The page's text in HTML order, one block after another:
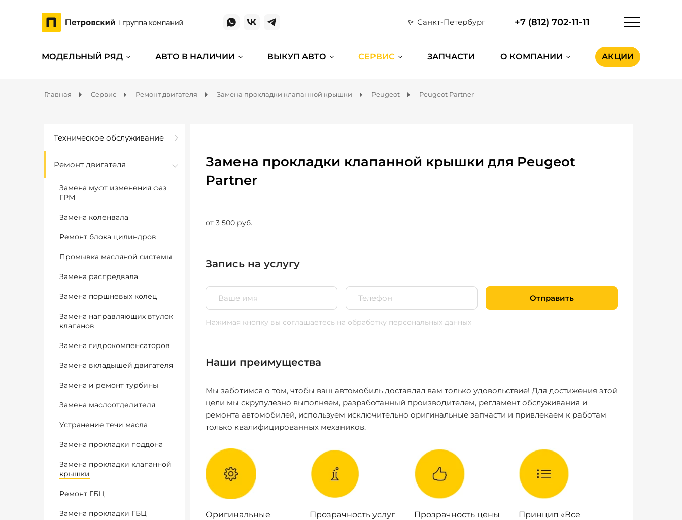
Санкт-Петербург +7 (812) 702-11-11
МОДЕЛЬНЫЙ РЯД АВТО В НАЛИЧИИ ВЫКУП АВТО СЕРВИС ЗАПЧАСТИ О КОМПАНИИ АКЦИИ
Главная Сервис Ремонт двигателя Замена прокладки клапанной крышки Peugeot Peugeot Partner
Техническое обслуживание
Ремонт двигателя
Замена муфт изменения фаз
ГРМ
Замена коленвала
Ремонт блока цилиндров
Промывка масляной системы
Замена распредвала
Замена поршневых колец
Замена направляющих втулок
клапанов
Замена гидрокомпенсаторов
Замена вкладышей двигателя
Замена и ремонт турбины
Замена маслоотделителя
Устранение течи масла
Замена прокладки поддона
Замена прокладки клапанной
крышки
Ремонт ГБЦ
Замена прокладки ГБЦ
Замена прокладки клапанной крышки для Peugeot
Partner
от 3 500 руб.
Запись на услугу
Отправить
Нажимая кнопку вы соглашаетесь на обработку персональных данных
Наши преимущества
Мы заботимся о том, чтобы ваш автомобиль доставлял вам только удовольствие! Для достижения этой
цели мы скрупулезно выполняем, разработанный производителем, регламент обслуживания и
ремонта автомобилей, используем исключительно оригинальные запчасти и привлекаем к работам
только квалифицированных механиков.
Оригинальные
Прозрачность услуг Прозрачность цены
Принцип «Все